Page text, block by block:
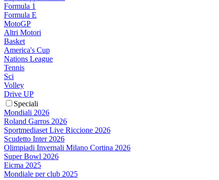
Formula 1
Formula E
MotoGP
Altri Motori
Basket
America's Cup
Nations League
Tennis
Sci
Volley
Drive UP
Speciali
Mondiali 2026
Roland Garros 2026
Sportmediaset Live Riccione 2026
Scudetto Inter 2026
Olimpiadi Invernali Milano Cortina 2026
Super Bowl 2026
Eicma 2025
Mondiale per club 2025